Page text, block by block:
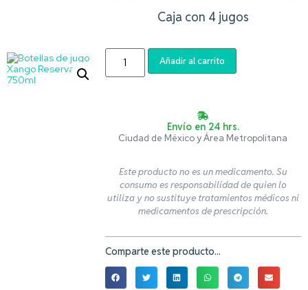
Caja con 4 jugos
Añadir al carrito
Envío en 24 hrs.
Ciudad de México y Área Metropolitana
Este producto no es un medicamento. Su
consumo es responsabilidad de quien lo
utiliza y no sustituye tratamientos médicos ni
medicamentos de prescripción.
Comparte este producto...